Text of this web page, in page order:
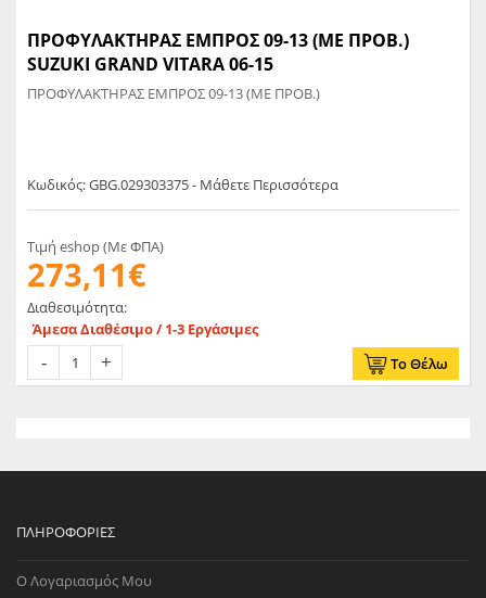
ΠΡΟΦΥΛΑΚΤΗΡΑΣ ΕΜΠΡΟΣ 09-13 (ΜΕ ΠΡΟΒ.)
SUZUKI GRAND VITARA 06-15
ΠΡΟΦΥΛΑΚΤΗΡΑΣ ΕΜΠΡΟΣ 09-13 (ΜΕ ΠΡΟΒ.)
Κωδικός: GBG.029303375 - Μάθετε Περισσότερα
Τιμή eshop (Με ΦΠΑ)
273,11€
Διαθεσιμότητα:
Άμεσα Διαθέσιμο / 1-3 Εργάσιμες
Το Θέλω
ΠΛΗΡΟΦΟΡΊΕΣ
Ο Λογαριασμός Μου